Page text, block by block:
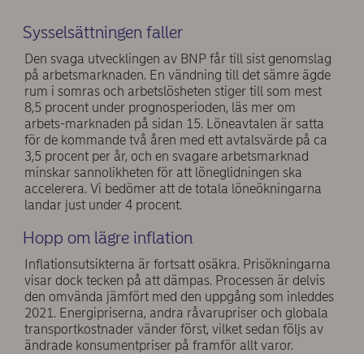
Sysselsättningen faller
Den svaga utvecklingen av BNP får till sist genomslag
på arbetsmarknaden. En vändning till det sämre ägde
rum i somras och arbetslösheten stiger till som mest
8,5 procent under prognosperioden, läs mer om
arbets-marknaden på sidan 15. Löneavtalen är satta
för de kommande två åren med ett avtalsvärde på ca
3,5 procent per år, och en svagare arbetsmarknad
minskar sannolikheten för att löneglidningen ska
accelerera. Vi bedömer att de totala löneökningarna
landar just under 4 procent.
Hopp om lägre inflation
Inflationsutsikterna är fortsatt osäkra. Prisökningarna
visar dock tecken på att dämpas. Processen är delvis
den omvända jämfört med den uppgång som inleddes
2021. Energipriserna, andra råvarupriser och globala
transportkostnader vänder först, vilket sedan följs av
ändrade konsumentpriser på framför allt varor.